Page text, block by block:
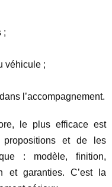
;
véhicule ;
l’accompagnement.
le plus efficace est
propositions et de les
: modèle, finition,
et garanties. C’est la